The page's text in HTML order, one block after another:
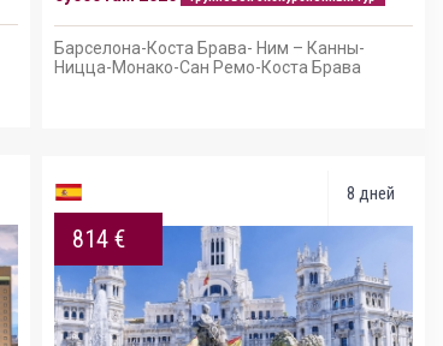
Барселона-Коста Брава- Ним – Канны-
Ницца-Монако-Сан Ремо-Коста Брава
8 дней
814 €